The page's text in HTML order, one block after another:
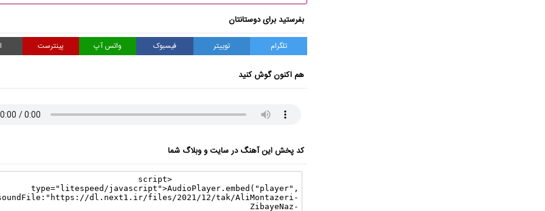
بفرستید برای دوستانتان
تلگرام توییتر فیسبوک واتس آپ پینترست
هم اکنون گوش کنید
کد پخش این آهنگ در سایت و وبلاگ شما